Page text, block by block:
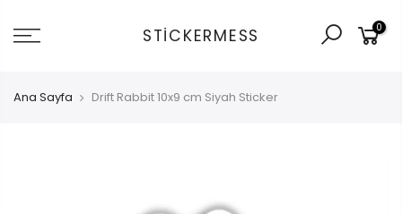
git
STICKERMESS 0
Ana Sayfa Drift Rabbit 10x9 cm Siyah Sticker